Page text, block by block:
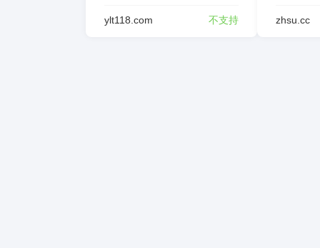
ylt118.com 不支持 zhsu.cc